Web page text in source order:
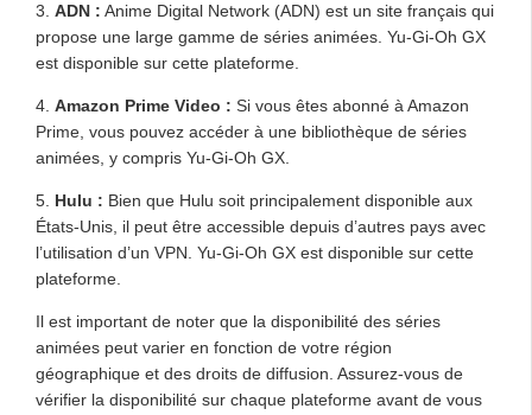
3. ADN : Anime Digital Network (ADN) est un site français qui
propose une large gamme de séries animées. Yu-Gi-Oh GX
est disponible sur cette plateforme.
4. Amazon Prime Video : Si vous êtes abonné à Amazon
Prime, vous pouvez accéder à une bibliothèque de séries
animées, y compris Yu-Gi-Oh GX.
5. Hulu : Bien que Hulu soit principalement disponible aux
États-Unis, il peut être accessible depuis d’autres pays avec
l’utilisation d’un VPN. Yu-Gi-Oh GX est disponible sur cette
plateforme.
Il est important de noter que la disponibilité des séries
animées peut varier en fonction de votre région
géographique et des droits de diffusion. Assurez-vous de
vérifier la disponibilité sur chaque plateforme avant de vous